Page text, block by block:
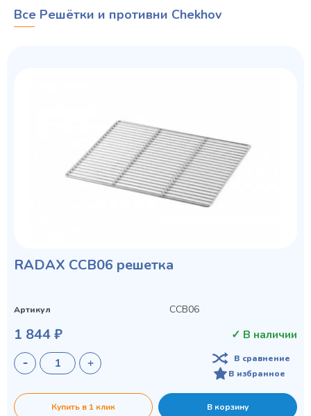
Все Решётки и противни Chekhov
RADAX CCB06 решетка
Артикул CCB06
1 844 ₽ ✓ В наличии
В сравнение
В избранное
Купить в 1 клик В корзину